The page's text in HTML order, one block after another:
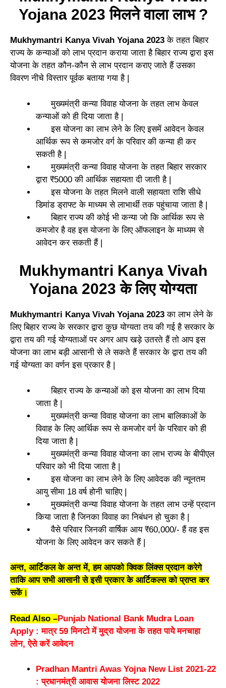
Yojana 2023मिलने वाला लाभ ?
Mukhymantri Kanya Vivah Yojana 2023 के तहत बिहार
राज्य के कन्याओं को लाभ प्रदान कराया जाता है बिहार राज्य द्वारा इस
योजना के तहत कौन-कौन से लाभ प्रदान कराए जाते हैं उसका
विवरण नीचे विस्तार पूर्वक बताया गया है |
मुख्यमंत्री कन्या विवाह योजना के तहत लाभ केवल
कन्याओं को ही दिया जाता है |
इस योजना का लाभ लेने के लिए इसमें आवेदन केवल
आर्थिक रूप से कमजोर वर्ग के परिवार की कन्या ही कर
सकती है |
मुख्यमंत्री कन्या विवाह योजना के तहत बिहार सरकार
द्वारा ₹5000 की आर्थिक सहायता दी जाती है |
इस योजना के तहत मिलने वाली सहायता राशि सीधे
डिमांड ड्राफ्ट के माध्यम से लाभार्थी तक पहुंचाया जाता है |
बिहार राज्य की कोई भी कन्या जो कि आर्थिक रूप से
कमजोर है वह इस योजना के लिए ऑफलाइन के माध्यम से
आवेदन कर सकती हैं |
Mukhymantri Kanya Vivah
Yojana 2023के लिए योग्यता
Mukhymantri Kanya Vivah Yojana 2023का लाभ लेने के
लिए बिहार राज्य के सरकार द्वारा कुछ योग्यता तय की गई है सरकार के
द्वारा तय की गई योग्यताओं पर अगर आप खड़े उतरते हैं तो आप इस
योजना का लाभ बड़ी आसानी से ले सकते हैं सरकार के द्वारा तय की
गई योग्यता का वर्णन इस प्रकार है |
बिहार राज्य के कन्याओं को इस योजना का लाभ दिया
जाता है |
मुख्यमंत्री कन्या विवाह योजना का लाभ बालिकाओं के
विवाह के लिए आर्थिक रूप से कमजोर वर्ग के परिवार को ही
दिया जाता है |
मुख्यमंत्री कन्या विवाह योजना का लाभ राज्य के बीपीएल
परिवार को भी दिया जाता है |
इस योजना का लाभ लेने के लिए आवेदक की न्यूनतम
आयु सीमा 18 वर्ष होनी चाहिए |
मुख्यमंत्री कन्या विवाह योजना के तहत लाभ उन्हें प्रदान
किया जाता है जिनका विवाह का निबंधन हो चुका है |
वैसे परिवार जिनकी वार्षिक आय ₹60,000/- हैं वह इस
योजना के लिए आवेदन कर सकते हैं |
अन्त, आर्टिकल के अन्त में, हम आपको क्विक लिंक्स प्रदान करेगे
ताकि आप सभी आसानी से इसी प्रकार के आर्टिकल्स को प्राप्त कर
सकें।
Read Also –Punjab National Bank Mudra Loan
Apply : मात्र 59 मिनटो में मुद्रा योजना के तहत पायेे मनचाहा
लोन, ऐसे करें आवेदन
Pradhan Mantri Awas Yojna New List 2021-22
: प्रधानमंत्री आवास योजना लिस्ट 2022